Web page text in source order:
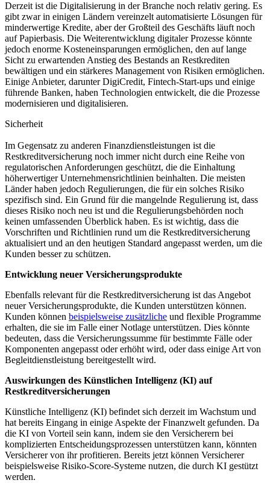
Derzeit⁣ ist die Digitalisierung ⁣in⁢ der Branche noch​ relativ gering.‌ Es
gibt zwar​ in einigen Ländern vereinzelt automatisierte Lösungen ‌für
minderwertige Kredite, aber der Großteil des Geschäfts läuft noch
auf Papierbasis. Die Weiterentwicklung digitaler‍ Prozesse könnte
jedoch enorme Kosteneinsparungen ‌ermöglichen, den ⁣auf lange‍
Sicht zu erwartenden Anstieg des Bestands an Restkrediten
bewältigen und ein ‍stärkeres Management von ‌Risiken ermöglichen.
Einige Anbieter,​ darunter DigiCredit,⁣ Fintech-Start-ups und⁤ einige
führende Banken, haben Technologien‌ entwickelt, die die Prozesse
modernisieren und digitalisieren. ​
Sicherheit
Im Gegensatz zu‍ anderen Finanzdienstleistungen‌ ist die
Restkreditversicherung‌ noch ‍immer nicht⁣ durch eine⁢ Reihe von
regulatorischen Anforderungen​ geschützt, die die Einhaltung
höherwertiger Unternehmensrichtlinien beinhalten. Die meisten
⁢Länder haben jedoch Regulierungen, die für ein solches Risiko
‍spezifisch sind. ​Ein ‍Grund⁣ für die mangelnde‌ Regulierung ist, dass
dieses Risiko noch neu ist und die Regulierungsbehörden noch
keinen umfassenden Überblick haben. ​Es⁢ ist wichtig, dass die
Vorschriften und Richtlinien rund um die Restkreditversicherung
aktualisiert und an den heutigen Standard angepasst⁢ werden, um die
Kunden besser zu schützen.
Entwicklung neuer Versicherungsprodukte
Ebenfalls relevant für ⁤die Restkreditversicherung ist das Angebot
neuer Versicherungsprodukte, die Kunden‌ unterstützen können.
Kunden können beispielsweise​ zusätzliche und flexible​ Programme
erhalten, die sie im Falle einer Notlage unterstützen. Dies könnte
bedeuten,⁤ dass die Versicherungssumme für bestimmte Fälle oder
Komponenten angepasst oder erhöht wird, oder ⁤dass einige Art von
Begleitdienstleistung bereitgestellt wird.⁢
Auswirkungen des Künstlichen Intelligenz (KI) auf⁣
Restkreditversicherungen
Künstliche Intelligenz (KI) befindet sich derzeit im Wachstum und
⁤hat bereits Eingang in einige Aspekte der Finanzwelt gefunden. ​Da
‌die KI ⁣von Vorteil sein kann, indem sie den Versicherern bei⁤
komplizierten⁢ Entscheidungsprozessen unterstützen kann, könnten
⁣Versicherer von ihr profitieren. Bereits ⁢jetzt können ‍Versicherer
beispielsweise Risiko-Score-Systeme nutzen, ⁤die durch KI gestützt
werden.